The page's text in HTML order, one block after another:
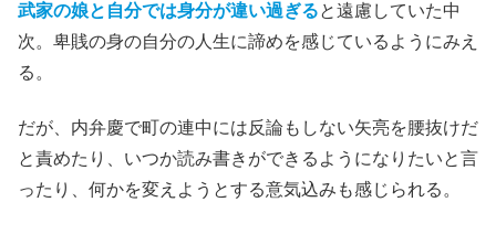
武家の娘と自分では身分が違い過ぎると遠慮していた中
次。 卑賎の身の自分の人生に諦めを感じているようにみえ
る。
だが 、内弁慶で町の連中には反論もしない矢亮を腰抜けだ
と責めたり、いつか読み書きができるようになりたいと言
ったり、何かを変えようとする意気込みも感じられる。